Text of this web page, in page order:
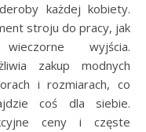
każdej kobiety.
stroju do pracy, jak
wyjścia.
zakup modnych
i rozmiarach, co
coś dla siebie.
ceny i częste